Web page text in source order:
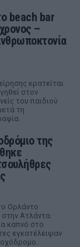
beach bar
–
κρατείται
στον
του παιδιού
τη
της
Ορλάντο
Ατλάντα
καπνό στο
εγκατέλειψαν